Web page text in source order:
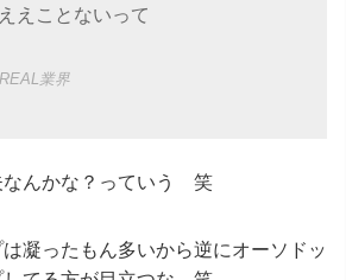
えことないって
業界
なんかな？っていう 笑
凝ったもん多いから逆にオーソドッ